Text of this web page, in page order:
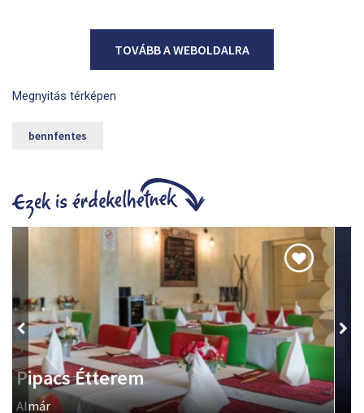
TOVÁBB A WEBOLDALRA
Megnyitás térképen
bennfentes
Lenkey-ház - A Szabadság Háza
Lenkey János és az egri ’48-asok emlékezete.
Kováts János utca 2.